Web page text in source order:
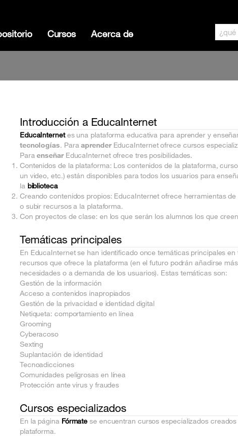
Cursos Acerca de
Introducción a EducaInternet
EducaInternetes una plataforma educativa para aprender y
tecnologías. ParaaprenderEducaInternet ofrece cursos
ParaenseñarEducaInternet ofrece tres posibilidades.
Contenidos de la plataforma: Los contenidos de la plataforma,
un video, etc.) están disponibles para todos los usuarios para
la biblioteca
Creando contenidos propios: EducaInternet ofrece herramientas
o subir recursos a la plataforma.
Con proyectos de clase: en los que serán los alumnos los que
Temáticas principales
En EducaInternet se han identificado once temáticas principales
recursos que ofrece la plataforma (en el futuro podrán añadirse
necesidades o a demanda de los usuarios). Estas temáticas son:
Gestión de la información
Acceso a contenidos inapropiados
Gestión de la privacidad e identidad digital
Netiqueta: comportamiento en línea
Grooming
Cyberacoso
Sexting
Suplantación de identidad
Tecnoadicciones
Comunidades peligrosas en línea
Protección ante virus y fraudes
Cursos especializados
En la página Fórmate se encuentran cursos especializados
plataforma.